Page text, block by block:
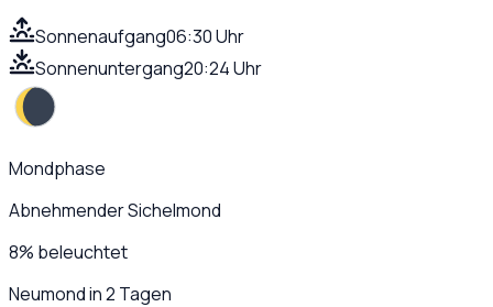
Sonnenaufgang06:30 Uhr
Sonnenuntergang20:24 Uhr
Mondphase
Abnehmender Sichelmond
8% beleuchtet
Neumond in 2 Tagen